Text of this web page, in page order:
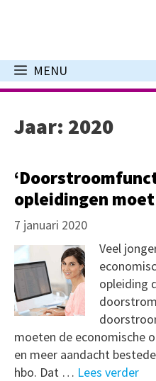
inhoud
MENU
Jaar: 2020
opleidingen
7 januari 2020
Veel
opleiding
moeten de economische
en meer aandacht
hbo. Dat … Lees verder